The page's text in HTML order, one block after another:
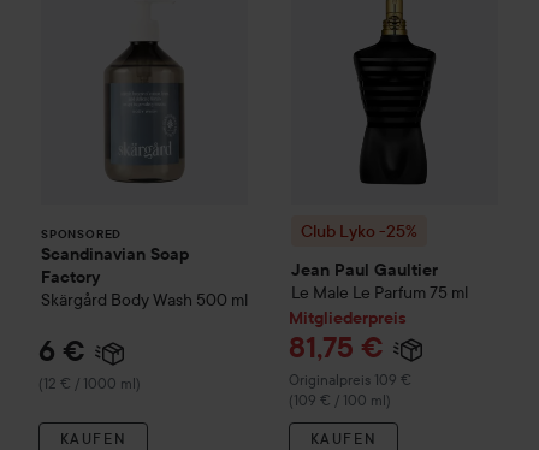
SPONSORED
Scandinavian Soap
Factory
Skärgård Body Wash 500 ml
6 €
(12 € / 1000 ml)
KAUFEN
Club Lyko -25%
Jean Paul Gaultier
Le Male Le Parfum75 ml
Mitgliederpreis
81,75 €
Originalpreis 109 €
Regulärer Preis 109 €
(109 € / 100 ml)
KAUFEN